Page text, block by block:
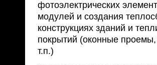
фотоэлектрических
модулей и создания
конструкциях зданий и
покрытий (оконные
т.п.)